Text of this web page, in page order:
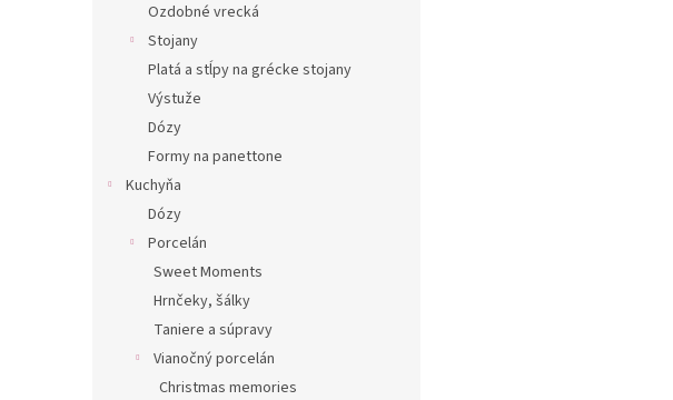
Ozdobné vrecká
Stojany
Platá a stĺpy na grécke stojany
Výstuže
Dózy
Formy na panettone
Kuchyňa
Dózy
Porcelán
Sweet Moments
Hrnčeky, šálky
Taniere a súpravy
Vianočný porcelán
Christmas memories